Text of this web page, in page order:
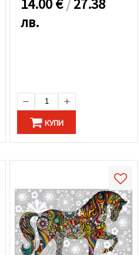
лв.
КУПИ